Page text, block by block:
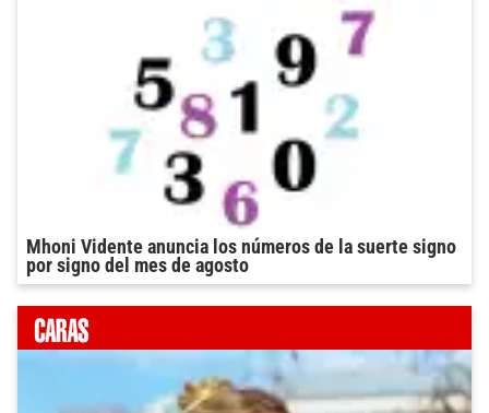
Mhoni Vidente anuncia los números de la suerte signo
por signo del mes de agosto